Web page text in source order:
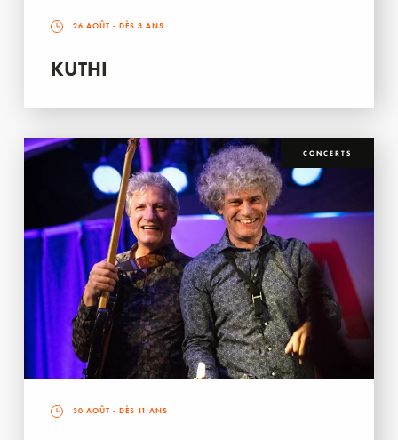
26 AOÛT - DÈS 3 ANS
KUTHI
CONCERTS
30 AOÛT - DÈS 11 ANS